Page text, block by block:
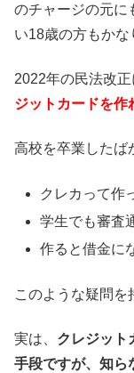
のチャージの元に
い18歳の方もかな
2022年の民法改正
ジットカードを作
高校を卒業したば
クレカって作
学生でも審査
作ると借金に
このような疑問を
実は、 クレジット
手段ですが、知ら